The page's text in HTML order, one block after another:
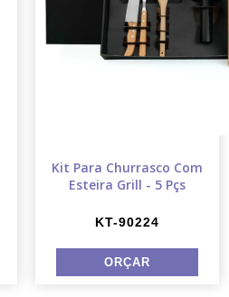
Kit Para Churrasco Com
Esteira Grill - 5 Pçs
KT-90224